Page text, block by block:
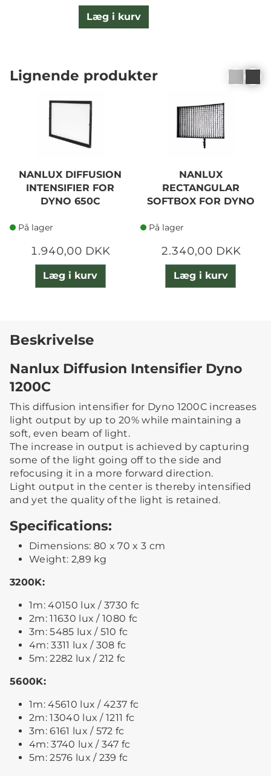
Læg i kurv
Lignende produkter
NANLUX DIFFUSION
INTENSIFIER FOR
DYNO 650C
På lager
1.940,00 DKK
Læg i kurv
NANLUX
RECTANGULAR
SOFTBOX FOR DYNO
På lager
2.340,00 DKK
Læg i kurv
Beskrivelse
Nanlux Diffusion Intensifier Dyno
1200C
This diffusion intensifier for Dyno 1200C increases
light output by up to 20% while maintaining a
soft, even beam of light.
The increase in output is achieved by capturing
some of the light going off to the side and
refocusing it in a more forward direction.
Light output in the center is thereby intensified
and yet the quality of the light is retained.
Specifications:
Dimensions: 80 x 70 x 3 cm
Weight: 2,89 kg
3200K:
1m: 40150 lux / 3730 fc
2m: 11630 lux / 1080 fc
3m: 5485 lux / 510 fc
4m: 3311 lux / 308 fc
5m: 2282 lux / 212 fc
5600K:
1m: 45610 lux / 4237 fc
2m: 13040 lux / 1211 fc
3m: 6161 lux / 572 fc
4m: 3740 lux / 347 fc
5m: 2576 lux / 239 fc